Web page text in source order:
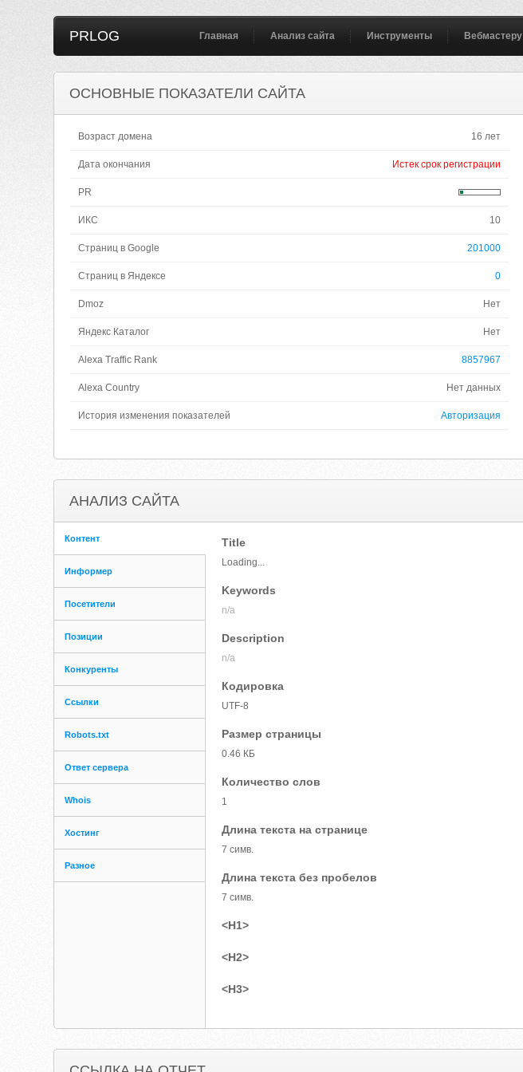
PRLOG Главная Анализ сайта Инструменты Вебмастеру
ОСНОВНЫЕ ПОКАЗАТЕЛИ САЙТА
Возраст домена 16 лет
Дата окончания Истек срок регистрации
PR
ИКС 10
Страниц в Google 201000
Страниц в Яндексе 0
Dmoz Нет
Яндекс Каталог Нет
Alexa Traffic Rank 8857967
Alexa Country Нет данных
История изменения показателей Авторизация
АНАЛИЗ САЙТА
Контент
Информер
Посетители
Позиции
Конкуренты
Ссылки
Robots.txt
Ответ сервера
Whois
Хостинг
Разное
Title
Loading...
Keywords
n/a
Description
n/a
Кодировка
UTF-8
Размер страницы
0.46 КБ
Количество слов
1
Длина текста на странице
7 симв.
Длина текста без пробелов
7 симв.
<H1>
<H2>
<H3>